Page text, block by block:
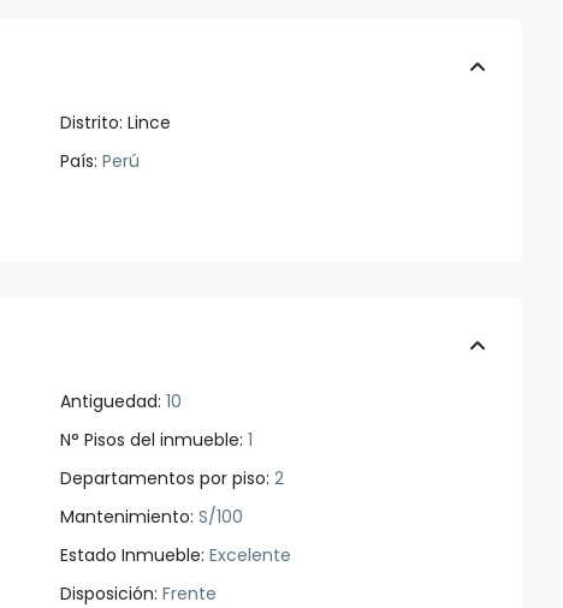
Distrito: Lince
País: Perú
Antiguedad: 10
N° Pisos del inmueble: 1
Departamentos por piso: 2
Mantenimiento: S/100
Estado Inmueble: Excelente
Disposición: Frente